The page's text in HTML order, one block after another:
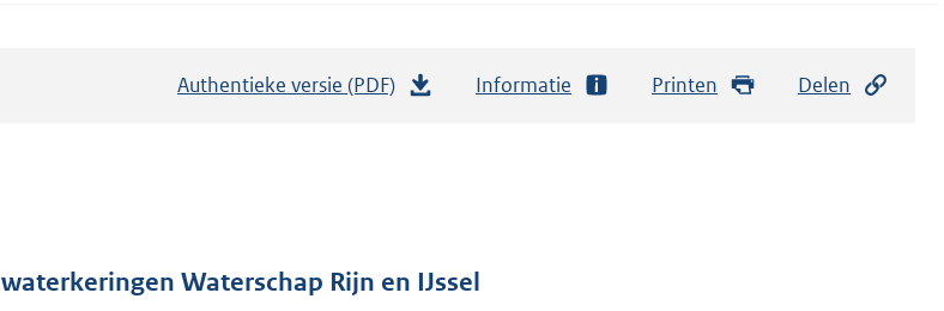
Authentieke versie (PDF)
d
Informatie Printen Delen
Waterschap Rijn en IJssel